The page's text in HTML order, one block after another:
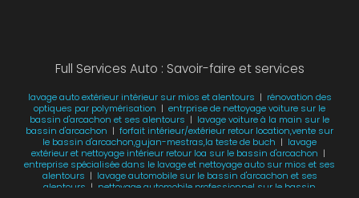
Full Services Auto : Savoir-faire et services
lavage auto extérieur intérieur sur mios et alentours | rénovation des
optiques par polymérisation | entrprise de nettoyage voiture sur le
bassin d'arcachon et ses alentours | lavage voiture à la main sur le
bassin d'arcachon | forfait intérieur/extérieur retour location,vente sur
le bassin d'arcachon,gujan-mestras,la teste de buch | lavage
extérieur et nettoyage intérieur retour loa sur le bassin d'arcachon |
entreprise spécialisée dans le lavage et nettoyage auto sur mios et ses
alentours | lavage automobile sur le bassin d'arcachon et ses
alentours | nettoyage automobile professionnel sur le bassin